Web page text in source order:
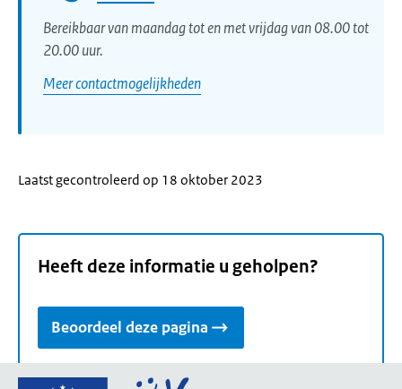
Bereikbaar van maandag tot en met vrijdag van 08.00 tot
20.00 uur.
Meer contactmogelijkheden
Laatst gecontroleerd op 18 oktober 2023
Heeft deze informatie u geholpen?
Beoordeel deze pagina